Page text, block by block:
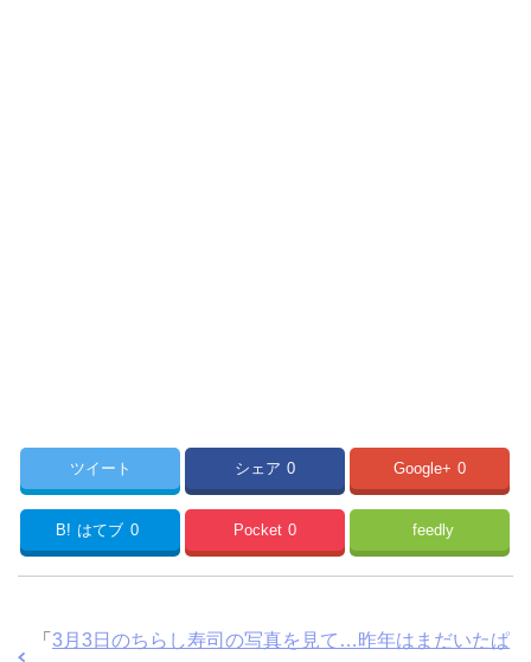
ツイート シェア 0 Google+ 0
B! はてブ 0 Pocket 0 feedly
「 3月3日のちらし寿司の写真を見て…昨年はまだいたぱ